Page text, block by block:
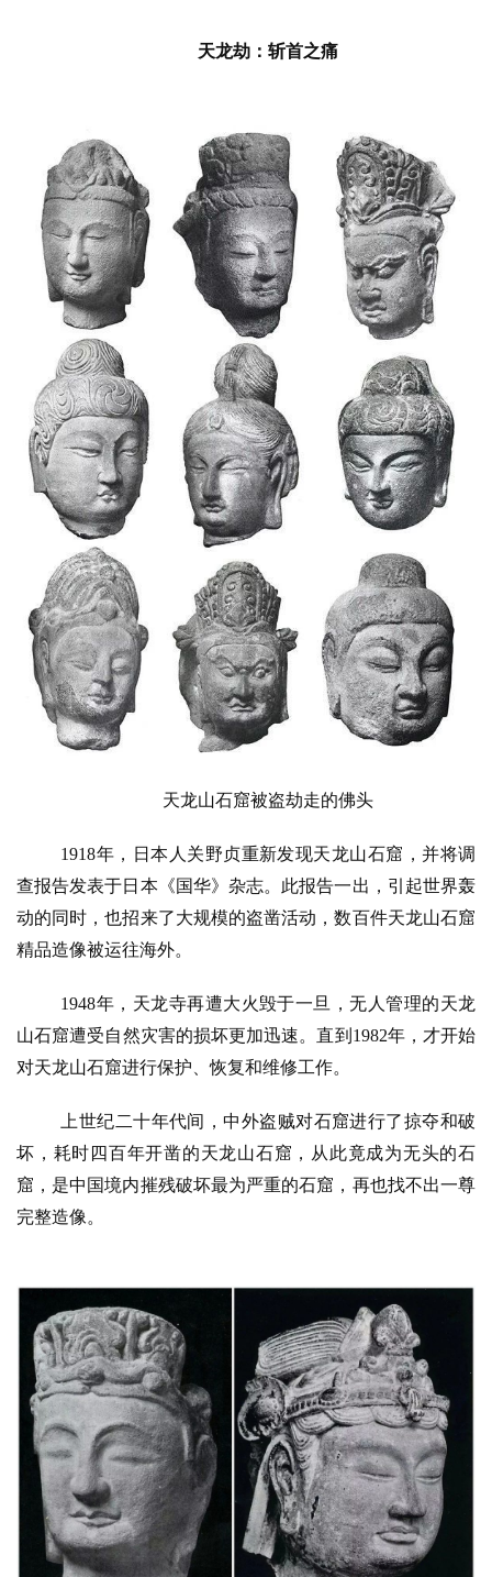
天龙劫：斩首之痛
天龙山石窟被盗劫走的佛头
1918年，日本人关野贞重新发现天龙山石窟，并将调
查报告发表于日本《国华》杂志。此报告一出，引起世界轰
动的同时，也招来了大规模的盗凿活动，数百件天龙山石窟
精品造像被运往海外。
1948年，天龙寺再遭大火毁于一旦，无人管理的天龙
山石窟遭受自然灾害的损坏更加迅速。直到1982年，才开始
对天龙山石窟进行保护、恢复和维修工作。
上世纪二十年代间，中外盗贼对石窟进行了掠夺和破
坏，耗时四百年开凿的天龙山石窟，从此竟成为无头的石
窟，是中国境内摧残破坏最为严重的石窟，再也找不出一尊
完整造像。